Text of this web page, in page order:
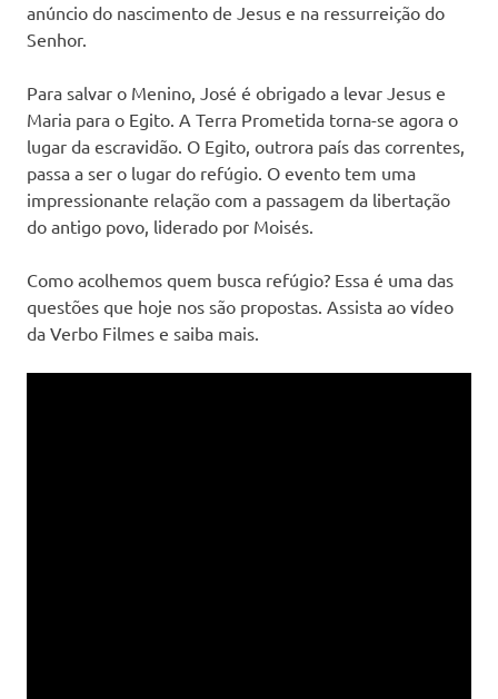
anúncio do nascimento de Jesus e na ressurreição do
Senhor.
Para salvar o Menino, José é obrigado a levar Jesus e
Maria para o Egito. A Terra Prometida torna-se agora o
lugar da escravidão. O Egito, outrora país das correntes,
passa a ser o lugar do refúgio. O evento tem uma
impressionante relação com a passagem da libertação
do antigo povo, liderado por Moisés.
Como acolhemos quem busca refúgio? Essa é uma das
questões que hoje nos são propostas. Assista ao vídeo
da Verbo Filmes e saiba mais.